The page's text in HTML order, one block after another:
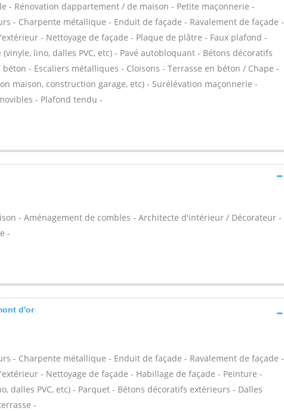
- Rénovation dappartement / de maison - Petite maçonnerie -
- Charpente métallique - Enduit de façade - Ravalement de façade -
- Nettoyage de façade - Plaque de plâtre - Faux plafond -
lino, dalles PVC, etc) - Pavé autobloquant - Bétons décoratifs
- Escaliers métalliques - Cloisons - Terrasse en béton / Chape -
maison, construction garage, etc) - Surélévation maçonnerie -
- Plafond tendu -
- Aménagement de combles - Architecte d'intérieur / Décorateur -
-
d'or
- Charpente métallique - Enduit de façade - Ravalement de façade -
- Nettoyage de façade - Habillage de façade - Peinture -
dalles PVC, etc) - Parquet - Bétons décoratifs extérieurs - Dalles
-